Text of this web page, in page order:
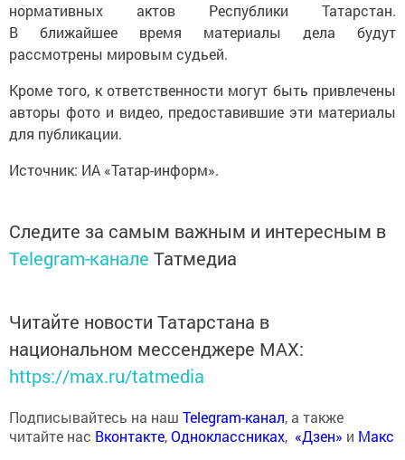
нормативных актов Республики Татарстан.
В ближайшее время материалы дела будут
рассмотрены мировым судьей.
Кроме того, к ответственности могут быть привлечены
авторы фото и видео, предоставившие эти материалы
для публикации.
Источник: ИА «Татар-информ».
Следите за самым важным и интересным в
Telegram-канале Татмедиа
Читайте новости Татарстана в
национальном мессенджере MАХ:
https://max.ru/tatmedia
Подписывайтесь на наш Telegram-канал, а также
читайте нас Вконтакте,Одноклассниках, «Дзен» и Макс